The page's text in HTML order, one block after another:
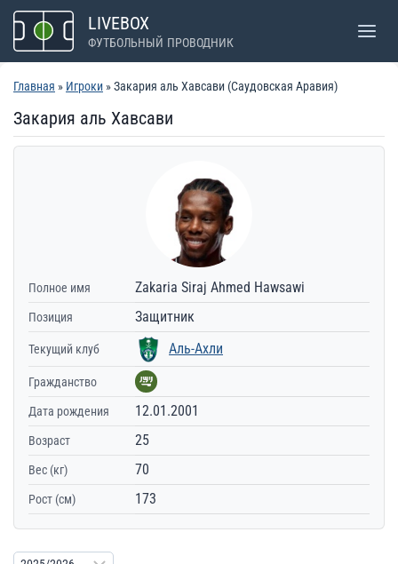
Перейти
содержимому
LIVEBOX
ФУТБОЛЬНЫЙ ПРОВОДНИК
Главная » Игроки » Закария аль Хавсави (Саудовская Аравия)
Закария аль Хавсави
Полное имя Zakaria Siraj Ahmed Hawsawi
Позиция Защитник
Текущий клуб Аль-Ахли
Гражданство
Дата рождения 12.01.2001
Возраст 25
Вес (кг) 70
Рост (см) 173